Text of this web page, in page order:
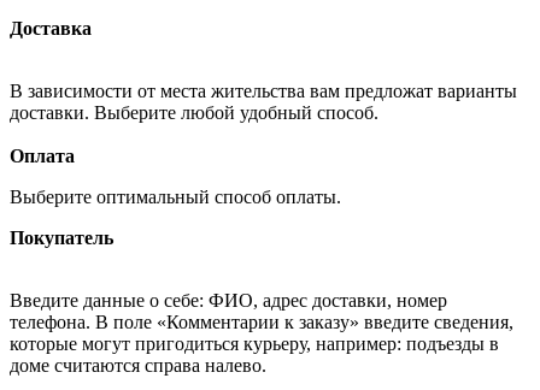
Доставка
В зависимости от места жительства вам предложат варианты
доставки. Выберите любой удобный способ.
Оплата
Выберите оптимальный способ оплаты.
Покупатель
Введите данные о себе: ФИО, адрес доставки, номер
телефона. В поле «Комментарии к заказу» введите сведения,
которые могут пригодиться курьеру, например: подъезды в
доме считаются справа налево.